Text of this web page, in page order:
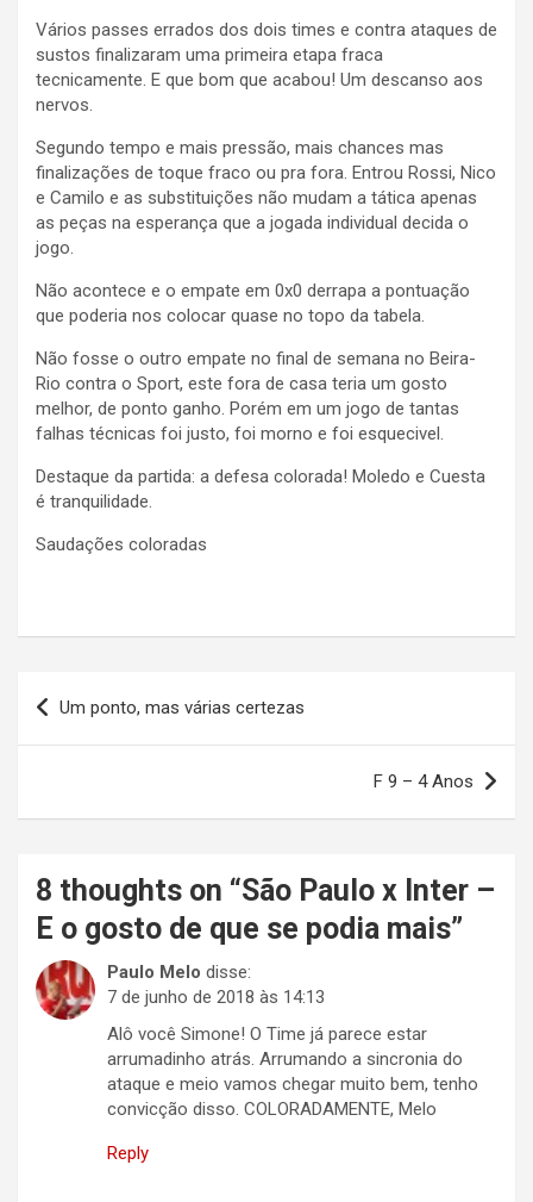
Vários passes errados dos dois times e contra ataques de
sustos finalizaram uma primeira etapa fraca
tecnicamente. E que bom que acabou! Um descanso aos
nervos.
Segundo tempo e mais pressão, mais chances mas
finalizações de toque fraco ou pra fora. Entrou Rossi, Nico
e Camilo e as substituições não mudam a tática apenas
as peças na esperança que a jogada individual decida o
jogo.
Não acontece e o empate em 0x0 derrapa a pontuação
que poderia nos colocar quase no topo da tabela.
Não fosse o outro empate no final de semana no Beira-
Rio contra o Sport, este fora de casa teria um gosto
melhor, de ponto ganho. Porém em um jogo de tantas
falhas técnicas foi justo, foi morno e foi esquecivel.
Destaque da partida: a defesa colorada! Moledo e Cuesta
é tranquilidade.
Saudações coloradas
Navegação
de
Um ponto, mas várias certezas
F 9 – 4 Anos
8 thoughts on “São Paulo x Inter –
E o gosto de que se podia mais”
Paulo Melo disse:
7 de junho de 2018 às 14:13
Alô você Simone! O Time já parece estar
arrumadinho atrás. Arrumando a sincronia do
ataque e meio vamos chegar muito bem, tenho
convicção disso. COLORADAMENTE, Melo
Reply